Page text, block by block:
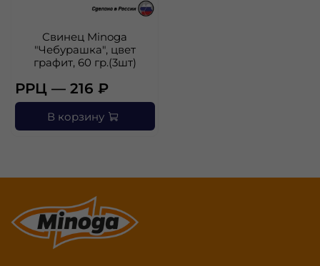
Свинец Minoga
"Чебурашка", цвет
графит, 60 гр.(3шт)
РРЦ — 216 ₽
В корзину